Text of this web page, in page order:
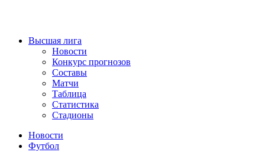
Высшая лига
Новости
Конкурс прогнозов
Составы
Матчи
Таблица
Статистика
Стадионы
Новости
Футбол